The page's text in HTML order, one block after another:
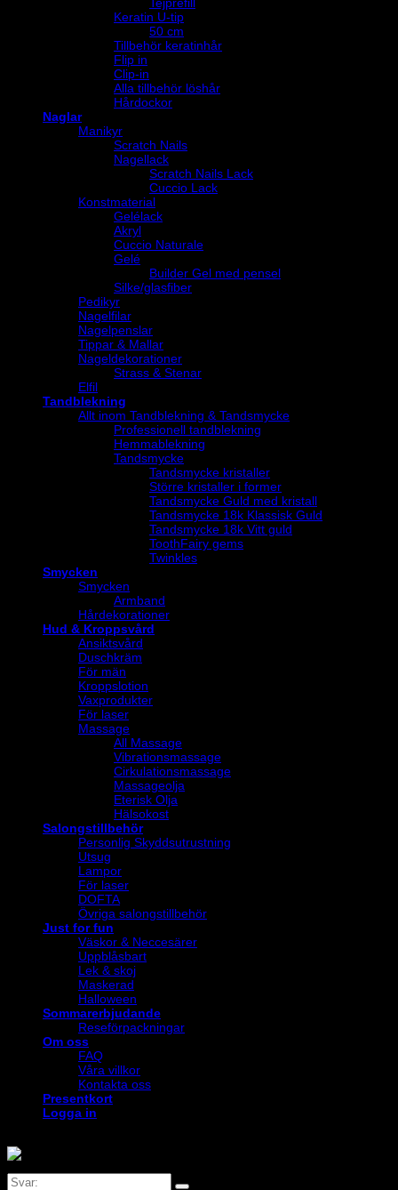
Keratin U-tip
50 cm
Tillbehör keratinhår
Flip in
Clip-in
Alla tillbehör löshår
Hårdockor
Naglar
Manikyr
Scratch Nails
Nagellack
Scratch Nails Lack
Cuccio Lack
Konstmaterial
Gelélack
Akryl
Cuccio Naturale
Gelé
Builder Gel med pensel
Silke/glasfiber
Pedikyr
Nagelfilar
Nagelpenslar
Tippar & Mallar
Nageldekorationer
Strass & Stenar
Elfil
Tandblekning
Allt inom Tandblekning & Tandsmycke
Professionell tandblekning
Hemmablekning
Tandsmycke
Tandsmycke kristaller
Större kristaller i former
Tandsmycke Guld med kristall
Tandsmycke 18k Klassisk Guld
Tandsmycke 18k Vitt guld
ToothFairy gems
Twinkles
Smycken
Smycken
Armband
Hårdekorationer
Hud & Kroppsvård
Ansiktsvård
Duschkräm
För män
Kroppslotion
Vaxprodukter
För laser
Massage
All Massage
Vibrationsmassage
Cirkulationsmassage
Massageolja
Eterisk Olja
Hälsokost
Salongstillbehör
Personlig Skyddsutrustning
Utsug
Lampor
För laser
DOFTA
Övriga salongstillbehör
Just for fun
Väskor & Neccesärer
Uppblåsbart
Lek & skoj
Maskerad
Halloween
Sommarerbjudande
Reseförpackningar
Om oss
FAQ
Våra villkor
Kontakta oss
Presentkort
Logga in